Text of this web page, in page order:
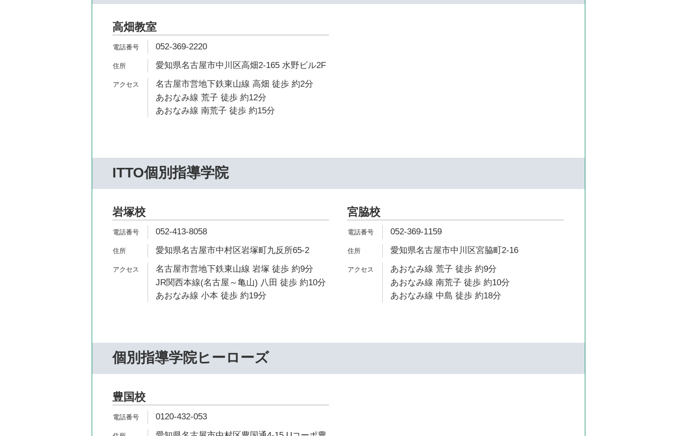
高畑教室
052-369-2220
愛知県名古屋市中川区高畑2-165 水野ビル2F
名古屋市営地下鉄東山線 高畑 徒歩 約2分
あおなみ線 荒子 徒歩 約12分
あおなみ線 南荒子 徒歩 約15分
ITTO個別指導学院
岩塚校
052-413-8058
愛知県名古屋市中村区岩塚町九反所65-2
名古屋市営地下鉄東山線 岩塚 徒歩 約9分
JR関西本線(名古屋～亀山) 八田 徒歩 約10分
あおなみ線 小本 徒歩 約19分
宮脇校
052-369-1159
愛知県名古屋市中川区宮脇町2-16
あおなみ線 荒子 徒歩 約9分
あおなみ線 南荒子 徒歩 約10分
あおなみ線 中島 徒歩 約18分
個別指導学院ヒーローズ
豊国校
0120-432-053